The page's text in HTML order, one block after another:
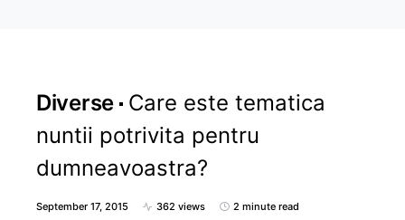
Diverse Care este tematica
nuntii potrivita pentru
dumneavoastra?
September 17, 2015 362 views 2 minute read